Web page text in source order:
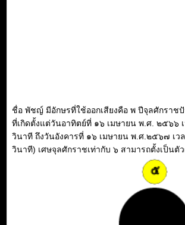
ชื่อ พัชญ์ มีอักษรที่ใช้ออกเสียงคือ พ ปีจุลศักรา
ที่เกิดตั้งแต่วันอาทิตย์ที่ ๑๖ เมษายน พ.ศ. ๒๕๖๖
วินาที ถึงวันอังคารที่ ๑๖ เมษายน พ.ศ.๒๕๖๗ เ
วินาที) เศษจุลศักราชเท่ากับ ๖ สามารถตั้งเป็นตั